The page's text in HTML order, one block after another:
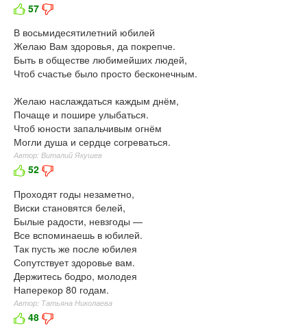
57
В восьмидесятилетний юбилей
Желаю Вам здоровья, да покрепче.
Быть в обществе любимейших людей,
Чтоб счастье было просто бесконечным.
Желаю наслаждаться каждым днём,
Почаще и пошире улыбаться.
Чтоб юности запальчивым огнём
Могли душа и сердце согреваться.
Автор: Виталий Якушев
52
Проходят годы незаметно,
Виски становятся белей,
Былые радости, невзгоды —
Все вспоминаешь в юбилей.
Так пусть же после юбилея
Сопутствует здоровье вам.
Держитесь бодро, молодея
Наперекор 80 годам.
Автор: Татьяна Николаева
48